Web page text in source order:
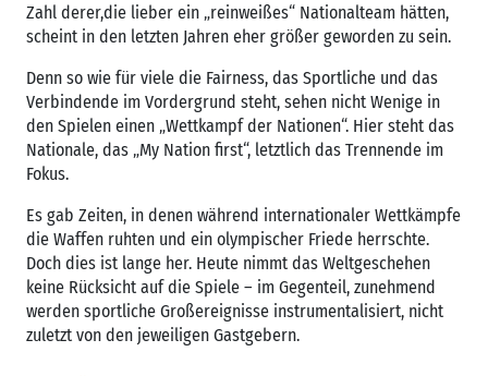
Zahl derer,die lieber ein „reinweißes“ Nationalteam hätten,
scheint in den letzten Jahren eher größer geworden zu sein.
Denn so wie für viele die Fairness, das Sportliche und das
Verbindende im Vordergrund steht, sehen nicht Wenige in
den Spielen einen „Wettkampf der Nationen“. Hier steht das
Nationale, das „My Nation first“, letztlich das Trennende im
Fokus.
Es gab Zeiten, in denen während internationaler Wettkämpfe
die Waffen ruhten und ein olympischer Friede herrschte.
Doch dies ist lange her. Heute nimmt das Weltgeschehen
keine Rücksicht auf die Spiele – im Gegenteil, zunehmend
werden sportliche Großereignisse instrumentalisiert, nicht
zuletzt von den jeweiligen Gastgebern.